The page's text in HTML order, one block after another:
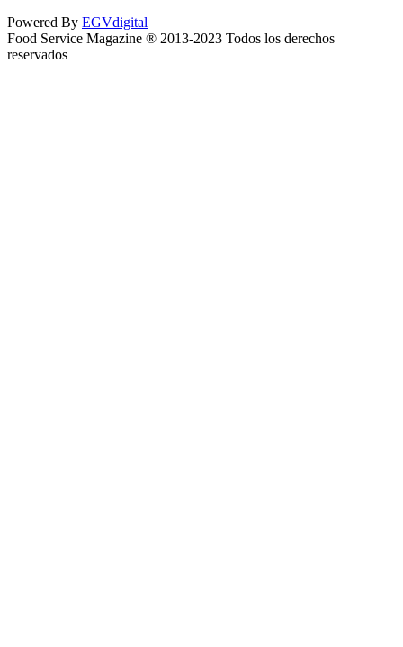
Powered By EGVdigital
Food Service Magazine ® 2013-2023 Todos los derechos
reservados